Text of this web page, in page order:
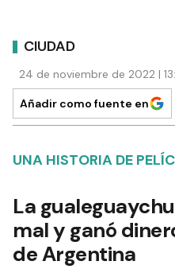
CIUDAD
24 de noviembre de 2022 |
Añadir como fuente en
UNA HISTORIA DE
La
mal y ganó
de Argentina